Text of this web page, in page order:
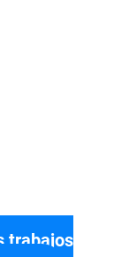
trabajos